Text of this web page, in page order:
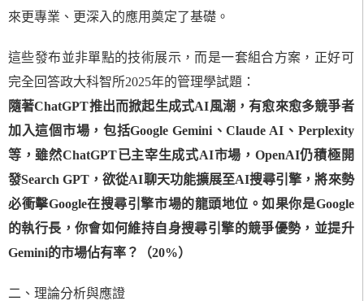
來更專業、更深入的應用奠定了基礎。
這些發布並非單點的技術展示，而是一套組合方案，正好可
完全回答政大科智所2025年的管理學試題：
隨著ChatGPT推出而掀起生成式AI風潮，有愈來愈多競爭者
加入這個市場，包括Google Gemini、Claude AI、Perplexity
等，雖然ChatGPT已主宰生成式AI市場，OpenAI仍積極開
發Search GPT，欲從AI聊天功能擴展至AI搜尋引擎，將來勢
必衝擊Google在搜尋引擎市場的龍頭地位。如果你是Google
的執行長，你會如何維持自身搜尋引擎的競爭優勢，並提升
Gemini的市場佔有率？（20%）
二、理論分析與應證